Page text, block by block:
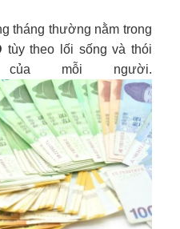
tháng thường nằm trong
tùy theo lối sống và thói
mỗi người.